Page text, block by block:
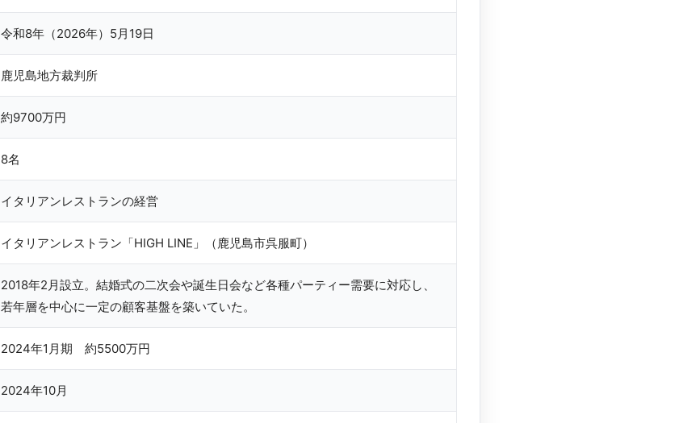
令和8年（2026年）5月19日
鹿児島地方裁判所
約9700万円
8名
イタリアンレストランの経営
イタリアンレストラン「HIGH LINE」（鹿児島市呉服町）
2018年2月設立。結婚式の二次会や誕生日会など各種パーティー需要に対応し、
若年層を中心に一定の顧客基盤を築いていた。
2024年1月期 約5500万円
2024年10月